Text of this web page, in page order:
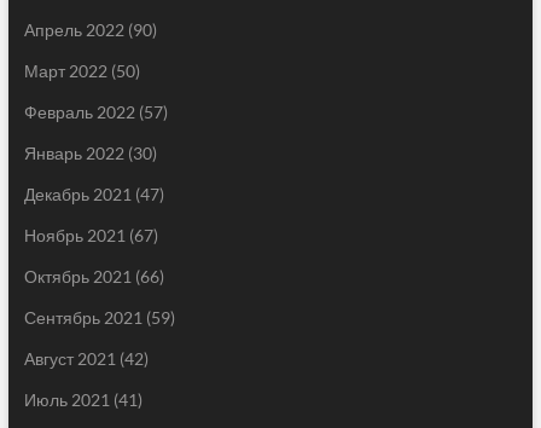
Апрель 2022 (90)
Март 2022 (50)
Февраль 2022 (57)
Январь 2022 (30)
Декабрь 2021 (47)
Ноябрь 2021 (67)
Октябрь 2021 (66)
Сентябрь 2021 (59)
Август 2021 (42)
Июль 2021 (41)